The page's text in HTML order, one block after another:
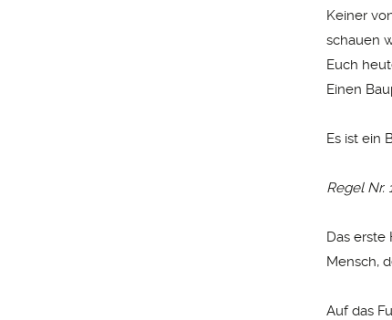
Keiner
schauen
Euch
Einen
Es ist ein
Regel Nr.
Das erste
Mensch,
Auf das